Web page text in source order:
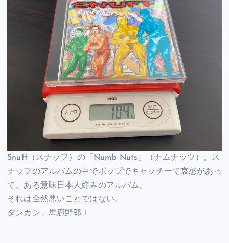
Snuff（スナッフ）の「Numb Nuts」（ナムナッツ）。ス
ナッフのアルバムの中でポップでキャッチーで哀愁があっ
て、ある意味日本人好みのアルバム。
それは全然悪いことではない。
ダンカン、馬鹿野郎！